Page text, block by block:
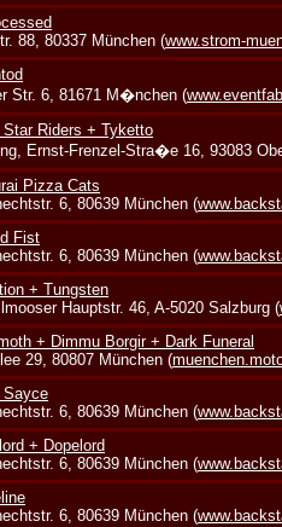
88, 80337 München (www.strom-
Str. 6, 81671 M�nchen (
Star Riders + Tyketto
Ernst-Frenzel-Stra�e 16, 93083
Pizza Cats
6, 80639 München (
Fist
6, 80639 München (
+ Tungsten
Hauptstr. 46, A-5020 Salzburg (
+ Dimmu Borgir + Dark Funeral
29, 80807 München (
Sayce
6, 80639 München (
+ Dopelord
6, 80639 München (
6, 80639 München (